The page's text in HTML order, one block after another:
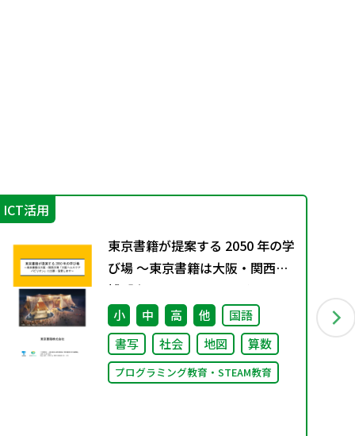
ICT活用
東京書籍が提案する 2050 年の学
び場 ～東京書籍は大阪・関西万
博「大阪ヘルスケア パビリオ
ン」に出展・協賛します～
小 中 高 他
国語
書写
社会 地図 算数
プログラミング教育・STEAM教育